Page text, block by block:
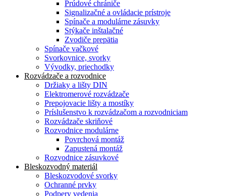
Prúdové chrániče
Signalizačné a ovládacie prístroje
Spínače a modulárne zásuvky
Stýkače inštalačné
Zvodiče prepätia
Spínače vačkové
Svorkovnice, svorky
Vývodky, priechodky
Rozvádzače a rozvodnice
Držiaky a lišty DIN
Elektromerové rozvádzače
Prepojovacie lišty a mostíky
Príslušenstvo k rozvádzačom a rozvodniciam
Rozvádzače skriňové
Rozvodnice modulárne
Povrchová montáž
Zapustená montáž
Rozvodnice zásuvkové
Bleskozvodný materiál
Bleskozvodové svorky
Ochranné prvky
Podpery vedenia